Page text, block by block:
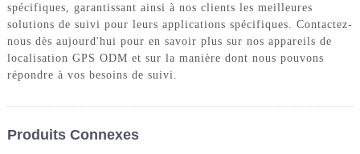
spécifiques, garantissant ainsi à nos clients les meilleures
solutions de suivi pour leurs applications spécifiques. Contactez-
nous dès aujourd'hui pour en savoir plus sur nos appareils de
localisation GPS ODM et sur la manière dont nous pouvons
répondre à vos besoins de suivi.
Produits Connexes